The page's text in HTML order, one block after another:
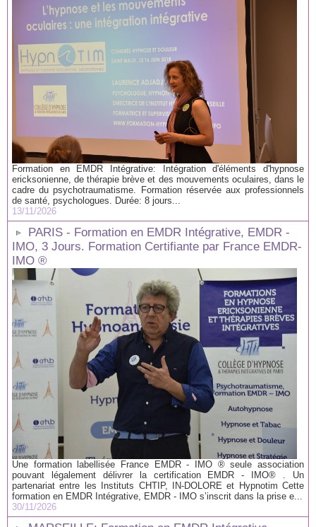
Formation en EMDR Intégrative: Intégration d'éléments d'hypnose
ericksonienne, de thérapie brève et des mouvements oculaires, dans le
cadre du psychotraumatisme. Formation réservée aux professionnels
de santé, psychologues. Durée: 8 jours...
13/11/2026
PARIS - Formation en EMDR Intégrative, EMDR -
IMO, 3 Jours. Formation Certifiante par France EMDR-
IMO ®
Une formation labellisée France EMDR - IMO ® seule association
pouvant légalement délivrer la certification EMDR - IMO® . Un
partenariat entre les Instituts CHTIP, IN-DOLORE et Hypnotim Cette
formation en EMDR Intégrative, EMDR - IMO s’inscrit dans la prise e...
30/11/2026